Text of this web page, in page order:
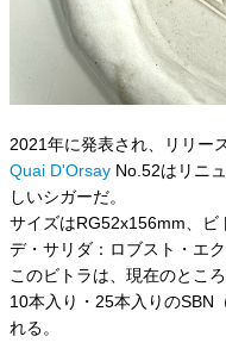
2021年に発表され、リリー
Quai D'Orsay No.52はリニ
しいシガーだ。
サイズはRG52x156mm、ビ
デ・サリダ：ロブスト・エク
このビトラは、現在のとこ
10本入り・25本入りのSBN
れる。